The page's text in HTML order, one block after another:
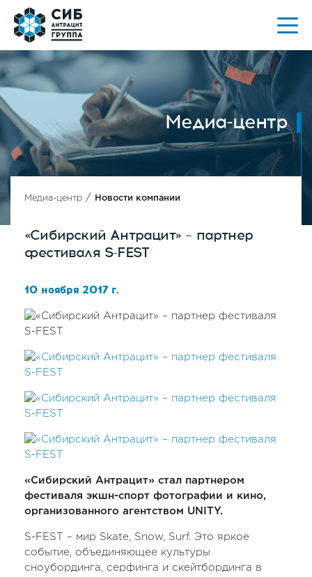
Медиа-центр
Медиа-центр / Новости компании
«Сибирский Антрацит» – партнер
фестиваля S-FEST
10 ноября 2017 г.
«Сибирский Антрацит» стал партнером
фестиваля экшн-спорт фотографии и кино,
организованного агентством UNITY.
S-FEST – мир Skate, Snow, Surf. Это яркое
событие, объединяющее культуры
сноубординга, серфинга и скейтбординга в